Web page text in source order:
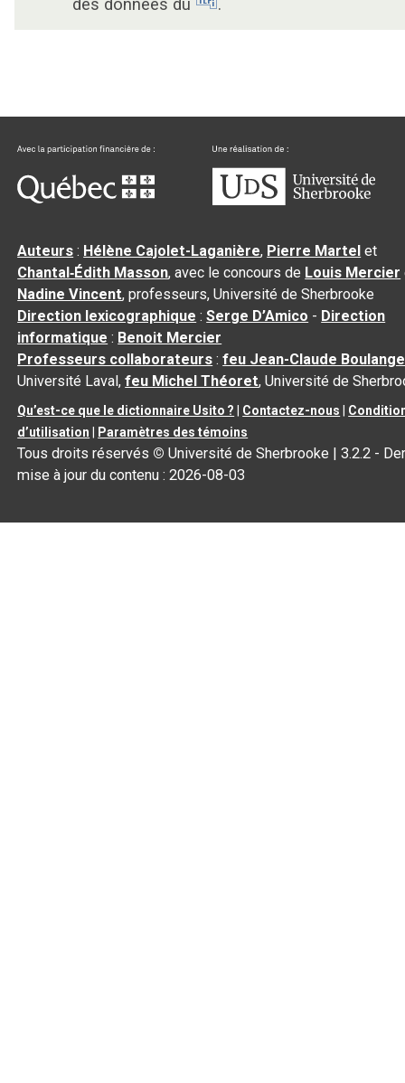
des données du
.
Auteurs : Hélène Cajolet-Laganière, Pierre Martel et
Chantal‑Édith Masson, avec le concours de Louis Mercier
Nadine Vincent, professeurs, Université de Sherbrooke
Direction lexicographique :Serge D’Amico - Direction
informatique : Benoit Mercier
Professeurs collaborateurs :feu Jean-Claude
Université Laval,feu Michel Théoret, Université de
Qu’est-ce que le dictionnaire Usito ? Contactez-nous
d’utilisation
Paramètres des témoins
Tous droits réservés © Université de Sherbrooke |3.2.2 -
mise à jour du contenu :2026-08-03